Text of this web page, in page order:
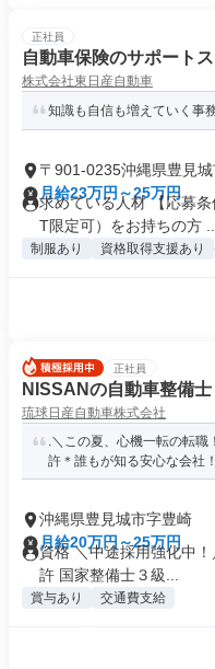
正社員
自動車保険のサポート
株式会社東日産自動車
知識も自信も増えていく事
〒901-0235沖縄県豊見
月給23万円～25万円
求めている人材 【応募
T限定可）をお持ちの方 ...
制服あり 資格取得支援あり
正社員
NISSANの自動車整備士
琉球日産自動車株式会社
.＼この夏、心機一転の転職
許＊誰もが知る安心な会社
沖縄県豊見城市字豊崎
月給20万円～25万円
資格 ＼中途採用強化中
許 国家整備士３級...
賞与あり 交通費支給